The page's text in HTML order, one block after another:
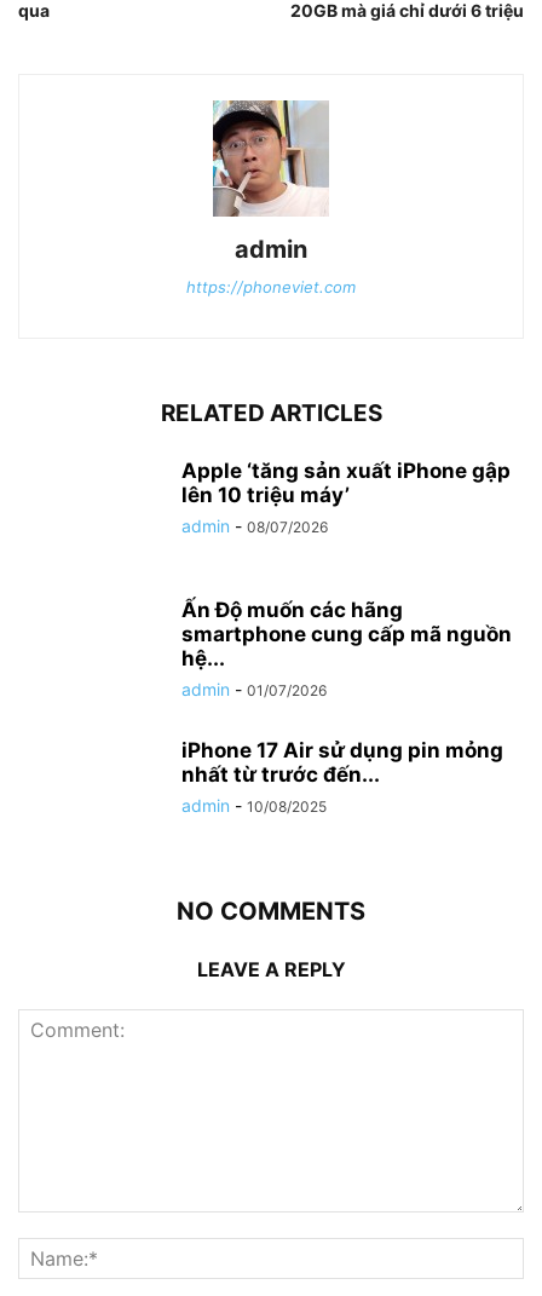
qua
20GB mà giá chỉ dưới 6 triệu
admin
https://phoneviet.com
RELATED ARTICLES
Apple ‘tăng sản xuất iPhone gập
lên 10 triệu máy’
admin - 08/07/2026
Ấn Độ muốn các hãng
smartphone cung cấp mã nguồn
hệ...
admin - 01/07/2026
iPhone 17 Air sử dụng pin mỏng
nhất từ trước đến...
admin - 10/08/2025
NO COMMENTS
LEAVE A REPLY